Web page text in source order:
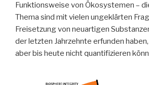
Funktionsweise von Ökosystemen –
Thema sind mit vielen ungeklärten
Freisetzung von neuartigen
der letzten Jahrzehnte erfunden
aber bis heute nicht quantifizieren